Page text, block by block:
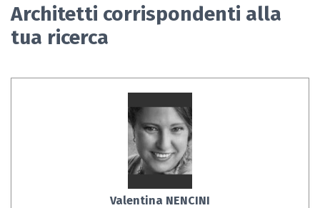
Architetti corrispondenti alla
tua ricerca
Valentina NENCINI